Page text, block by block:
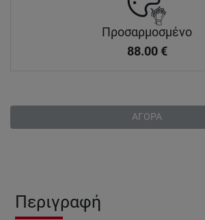
Προσαρμοσμένο
88.00 €
ΑΓΟΡΑ
Περιγραφή